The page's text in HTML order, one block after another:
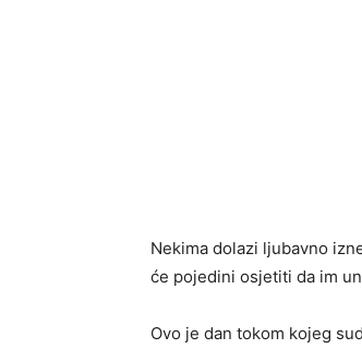
Nekima dolazi ljubavno
će pojedini osjetiti da im
Ovo je dan tokom kojeg